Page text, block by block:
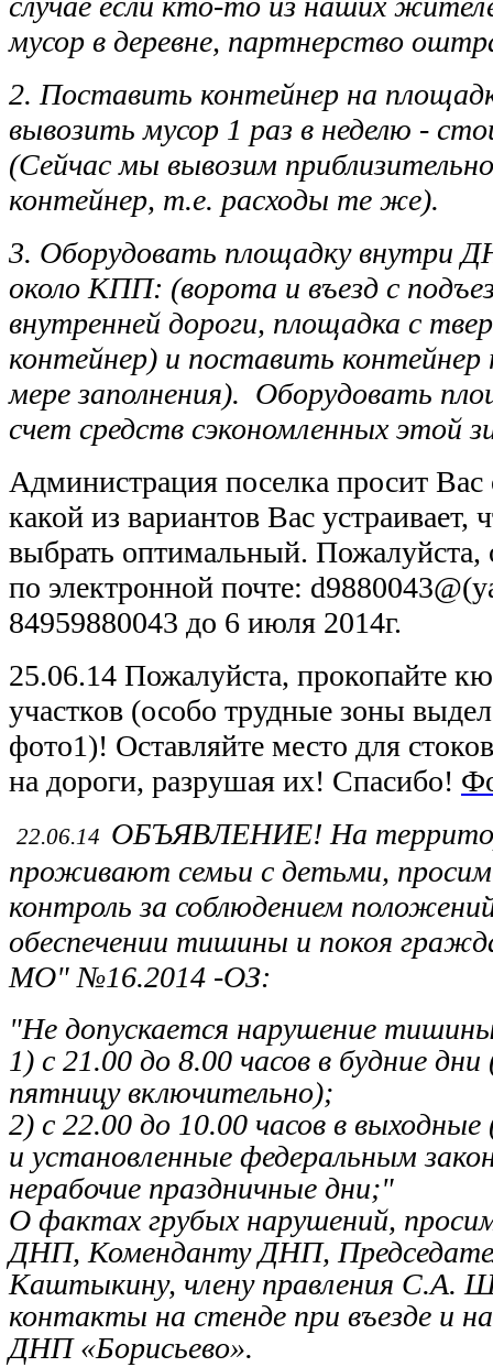
мусор в деревне, партнерство
2. Поставить контейнер на
вывозить мусор 1 раз в неделю -
(Сейчас мы вывозим
контейнер, т.е. расходы те же).
3. Оборудовать площадку внутри
около КПП: (ворота и въезд с
внутренней дороги, площадка с
контейнер) и поставить
мере заполнения). Оборудовать
счет средств сэкономленных этой
Администрация поселка просит Вас
какой из вариантов Вас
выбрать оптимальный. Пожалуйста,
по электронной почте:
84959880043 до 6 июля 2014г.
25.06.14 Пожалуйста, прокопайте
участков (особо трудные зоны
фото1)! Оставляйте место для
на дороги, разрушая их! Спасибо!
22.06.14 ОБЪЯВЛЕНИЕ! На
проживают семьи с детьми,
контроль за соблюдением
обеспечении тишины и покоя
МО" №16.2014 -ОЗ:
"Не допускается нарушение
1) с 21.00 до 8.00 часов в будние дни
пятницу включительно);
2) с 22.00 до 10.00 часов в выходные
и установленные федеральным
нерабочие праздничные дни;"
О фактах грубых нарушений,
ДНП, Коменданту ДНП,
Каштыкину, члену правления С.А.
контакты на стенде при въезде и
ДНП «Борисьево».